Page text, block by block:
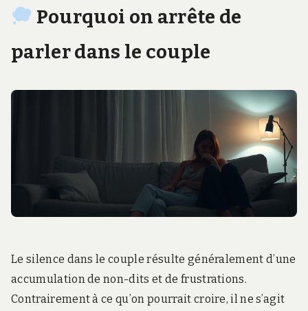
Pourquoi on arrête de
parler dans le couple
Le silence dans le couple résulte généralement d’une
accumulation de non-dits et de frustrations.
Contrairement à ce qu’on pourrait croire, il ne s’agit